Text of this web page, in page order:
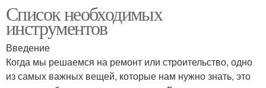
Список необходимых
инструментов
Введение
Когда мы решаемся на ремонт или строительство, одно
из самых важных вещей, которые нам нужно знать, это